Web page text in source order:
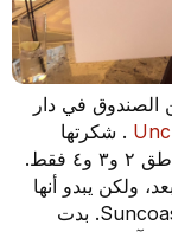
في دار
. شكرتها
بإزعاجها بهذه المسألة، باستخدام مثلثات المناطق ٢ و٣ و٤ فقط.
ولكن يبدو أنها
تحاول. لذلك كتبت لها الحل التالي في حانة Suncoast. بدت